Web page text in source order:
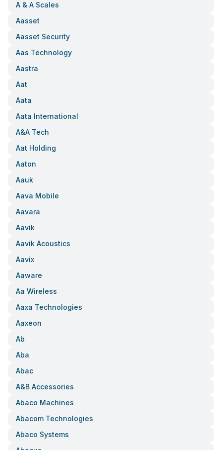
A & A Scales
Aasset
Aasset Security
Aas Technology
Aastra
Aat
Aata
Aata International
A&a Tech
Aat Holding
Aaton
Aauk
Aava Mobile
Aavara
Aavik
Aavik Acoustics
Aavix
Aaware
Aa Wireless
Aaxa Technologies
Aaxeon
Ab
Aba
Abac
A&b Accessories
Abaco Machines
Abacom Technologies
Abaco Systems